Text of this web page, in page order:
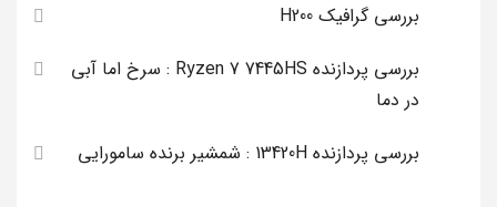
بررسی گرافیک H200
بررسی پردازنده Ryzen 7 7445HS : سرخ اما آبی
در دما
بررسی پردازنده 13420H : شمشیر برنده سامورایی